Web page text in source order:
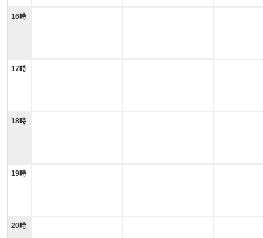
16時
17時
18時
19時
20時